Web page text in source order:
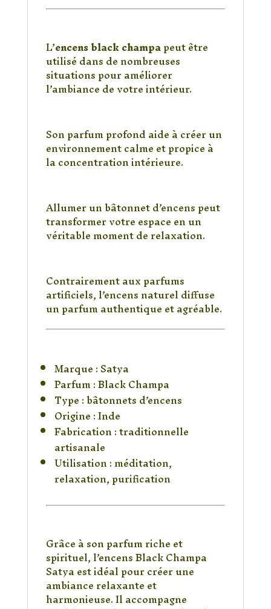
Dans quelles situations
L’encens black champapeut être
utilisé dans de nombreuses
situations pour améliorer
l’ambiance de votre intérieur.
Son parfum profond aide à créer un
environnement calme et propice à
la concentration intérieure.
Allumer un bâtonnet d’encens peut
transformer votre espace en un
véritable moment de relaxation.
Contrairement aux parfums
artificiels, l’encens naturel diffuse
un parfum authentique et agréable.
Caractéristiques du
Marque : Satya
Parfum : Black Champa
Type : bâtonnets d’encens
Origine : Inde
Fabrication : traditionnelle
artisanale
Utilisation : méditation,
relaxation, purification
Un encens parfait pour
Grâce à son parfum riche et
spirituel, l’encens Black Champa
Satya est idéal pour créer une
ambiance relaxante et
harmonieuse. Il accompagne